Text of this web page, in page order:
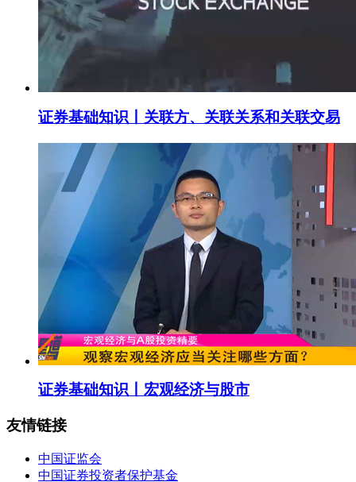
证券基础知识丨关联方、关联关系和关联交易
证券基础知识丨宏观经济与股市
友情链接
中国证监会
中国证券投资者保护基金